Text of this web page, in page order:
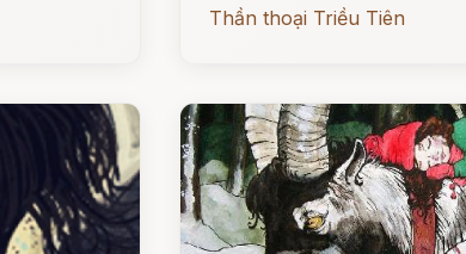
Thần thoại Triều Tiên